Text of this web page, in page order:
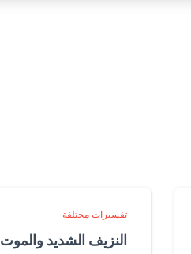
تفسيرات مختلفة
النزيف الشديد والموت